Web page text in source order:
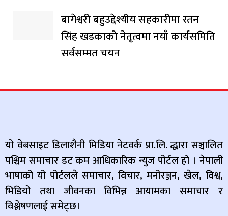
बागेश्वरी बहुउद्देश्यीय सहकारीमा रतन
सिंह खडकाको नेतृत्वमा नयाँ कार्यसमिति
सर्वसम्मत चयन
यो वेबसाइट डिलाशैनी मिडिया नेटवर्क प्रा.लि. द्धारा सञ्चालित
पश्चिम समाचार डट कम आधिकारिक न्युज पोर्टल हो । नेपाली
भाषाको यो पोर्टलले समाचार, विचार, मनोरञ्जन, खेल, विश्व,
भिडियो तथा जीवनका विभिन्न आयामका समाचार र
विश्लेषणलाई समेट्छ।